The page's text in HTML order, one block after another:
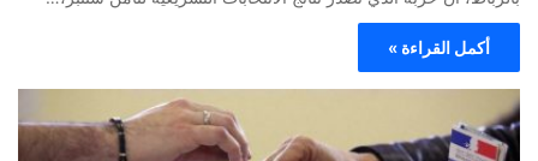
أكمل القراءة »